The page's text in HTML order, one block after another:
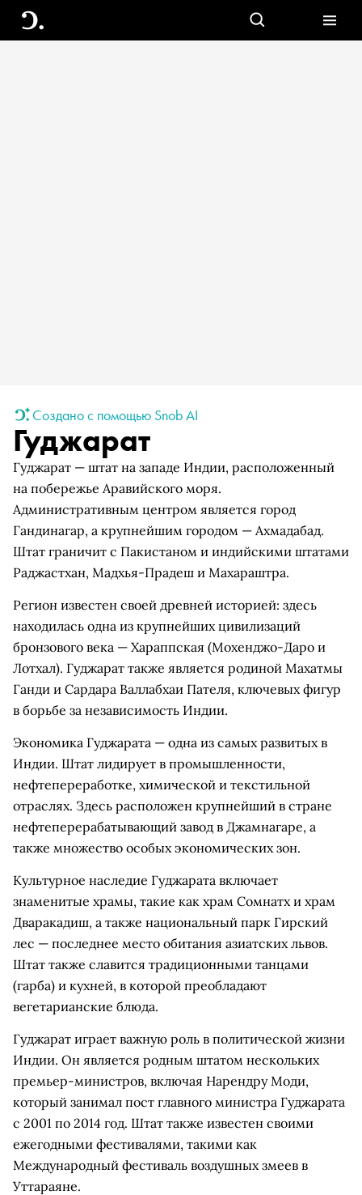
Создано с помощью Snob AI
Гуджарат
Гуджарат — штат на западе Индии, расположенный
на побережье Аравийского моря.
Административным центром является город
Гандинагар, а крупнейшим городом — Ахмадабад.
Штат граничит с Пакистаном и индийскими штатами
Раджастхан, Мадхья-Прадеш и Махараштра.
Регион известен своей древней историей: здесь
находилась одна из крупнейших цивилизаций
бронзового века — Хараппская (Мохенджо-Даро и
Лотхал). Гуджарат также является родиной Махатмы
Ганди и Сардара Валлабхаи Пателя, ключевых фигур
в борьбе за независимость Индии.
Экономика Гуджарата — одна из самых развитых в
Индии. Штат лидирует в промышленности,
нефтепереработке, химической и текстильной
отраслях. Здесь расположен крупнейший в стране
нефтеперерабатывающий завод в Джамнагаре, а
также множество особых экономических зон.
Культурное наследие Гуджарата включает
знаменитые храмы, такие как храм Сомнатх и храм
Дваракадиш, а также национальный парк Гирский
лес — последнее место обитания азиатских львов.
Штат также славится традиционными танцами
(гарба) и кухней, в которой преобладают
вегетарианские блюда.
Гуджарат играет важную роль в политической жизни
Индии. Он является родным штатом нескольких
премьер-министров, включая Нарендру Моди,
который занимал пост главного министра Гуджарата
с 2001 по 2014 год. Штат также известен своими
ежегодными фестивалями, такими как
Международный фестиваль воздушных змеев в
Уттараяне.